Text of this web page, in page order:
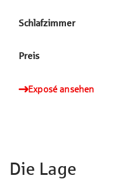
Schlafzimmer
Preis
Exposé ansehen
Die Lage